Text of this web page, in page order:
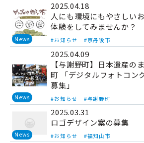
2025.04.18
News
人にも環境にもやさしい
体験をしてみませんか？
#お知らせ #京丹後市
2025.04.09
News
【与謝野町】日本遺産の
町 「デジタルフォトコン
募集」
#お知らせ #与謝野町
2025.03.31
News
ロゴデザイン案の募集
#お知らせ #福知山市